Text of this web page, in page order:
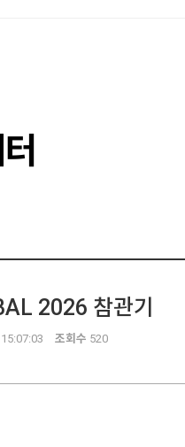
2026 참관기
조회수 520